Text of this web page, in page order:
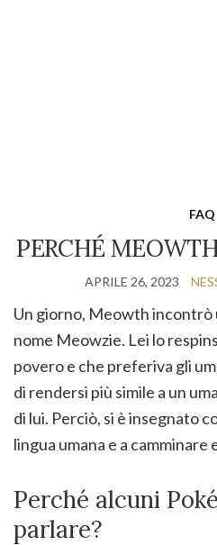
FAQ
PERCHÉ
APRILE 26, 2023
Un giorno, Meowth
nome Meowzie. Lei lo
povero e che preferiva gli
di rendersi più simile a un
di lui. Perciò, si è insegnato
lingua umana e a
Perché alcuni
parlare?